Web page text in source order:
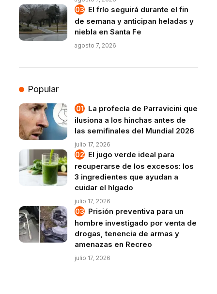
El frío seguirá durante el fin
de semana y anticipan heladas y
niebla en Santa Fe
agosto 7, 2026
Popular
La profecía de Parravicini que
ilusiona a los hinchas antes de
las semifinales del Mundial 2026
julio 17, 2026
El jugo verde ideal para
recuperarse de los excesos: los
3 ingredientes que ayudan a
cuidar el hígado
julio 17, 2026
Prisión preventiva para un
hombre investigado por venta de
drogas, tenencia de armas y
amenazas en Recreo
julio 17, 2026